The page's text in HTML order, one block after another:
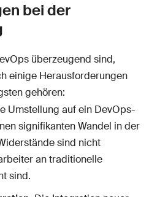
bei der
überzeugend sind,
einige Herausforderungen
gehören:
Umstellung auf ein DevOps-
signifikanten Wandel in der
sind nicht
an traditionelle
sind.